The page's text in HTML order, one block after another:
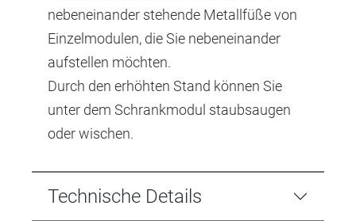
nebeneinander stehende Metallfüße von
Einzelmodulen, die Sie nebeneinander
aufstellen möchten.
Durch den erhöhten Stand können Sie
unter dem Schrankmodul staubsaugen
oder wischen.
Technische Details